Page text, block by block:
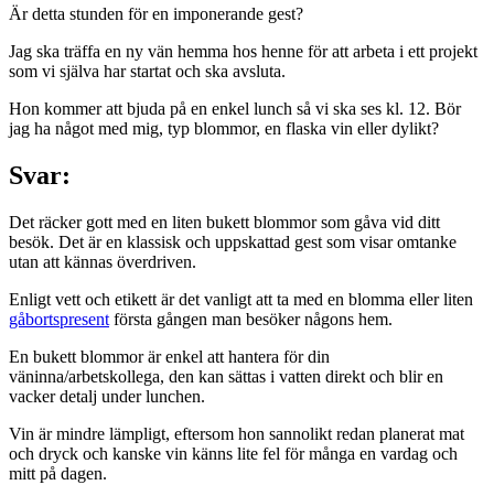
Är detta stunden för en imponerande gest?
Jag ska träffa en ny vän hemma hos henne för att arbeta i ett projekt
som vi själva har startat och ska avsluta.
Hon kommer att bjuda på en enkel lunch så vi ska ses kl. 12. Bör
jag ha något med mig, typ blommor, en flaska vin eller dylikt?
Svar:
Det räcker gott med en liten bukett blommor som gåva vid ditt
besök. Det är en klassisk och uppskattad gest som visar omtanke
utan att kännas överdriven.
Enligt vett och etikett är det vanligt att ta med en blomma eller liten
gåbortspresent första gången man besöker någons hem.
En bukett blommor är enkel att hantera för din
väninna/arbetskollega, den kan sättas i vatten direkt och blir en
vacker detalj under lunchen.
Vin är mindre lämpligt, eftersom hon sannolikt redan planerat mat
och dryck och kanske vin känns lite fel för många en vardag och
mitt på dagen.